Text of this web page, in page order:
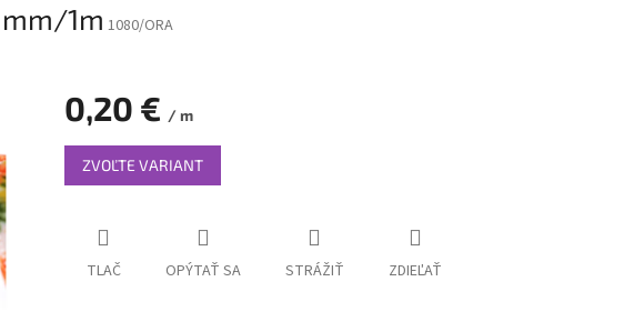
1m 1080/ORA
0,20 € / m
Jednotková
cena:
ZVOĽTE VARIANT
TLAČ OPÝTAŤ SA STRÁŽIŤ ZDIEĽAŤ